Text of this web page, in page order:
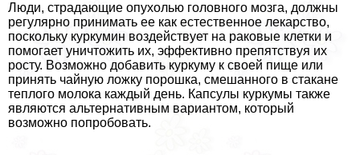
Люди, страдающие опухолью головного мозга, должны
регулярно принимать ее как естественное лекарство,
поскольку куркумин воздействует на paковые клетки и
помогает уничтожить их, эффективно препятствуя их
росту. Возможно добавить куркуму к своей пище или
принять чайную ложку порошка, смешанного в стакане
теплого молока каждый день. Капсулы куркумы также
являются альтернативным вариантом, который
возможно попробовать.